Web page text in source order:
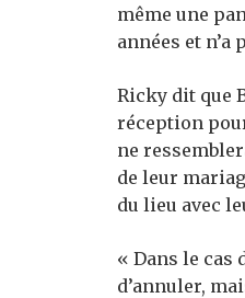
même une
années et n’a
Ricky dit que
réception
ne
de leur
du lieu avec
« Dans le cas
d’annuler,